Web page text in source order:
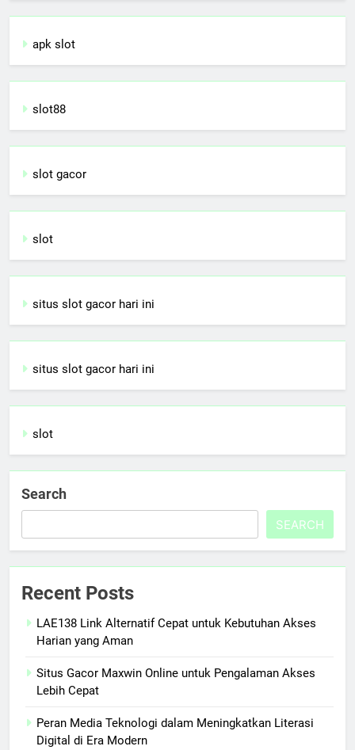
apk slot
slot88
slot gacor
slot
situs slot gacor hari ini
situs slot gacor hari ini
slot
Search
SEARCH
Recent Posts
LAE138 Link Alternatif Cepat untuk Kebutuhan Akses
Harian yang Aman
Situs Gacor Maxwin Online untuk Pengalaman Akses
Lebih Cepat
Peran Media Teknologi dalam Meningkatkan Literasi
Digital di Era Modern